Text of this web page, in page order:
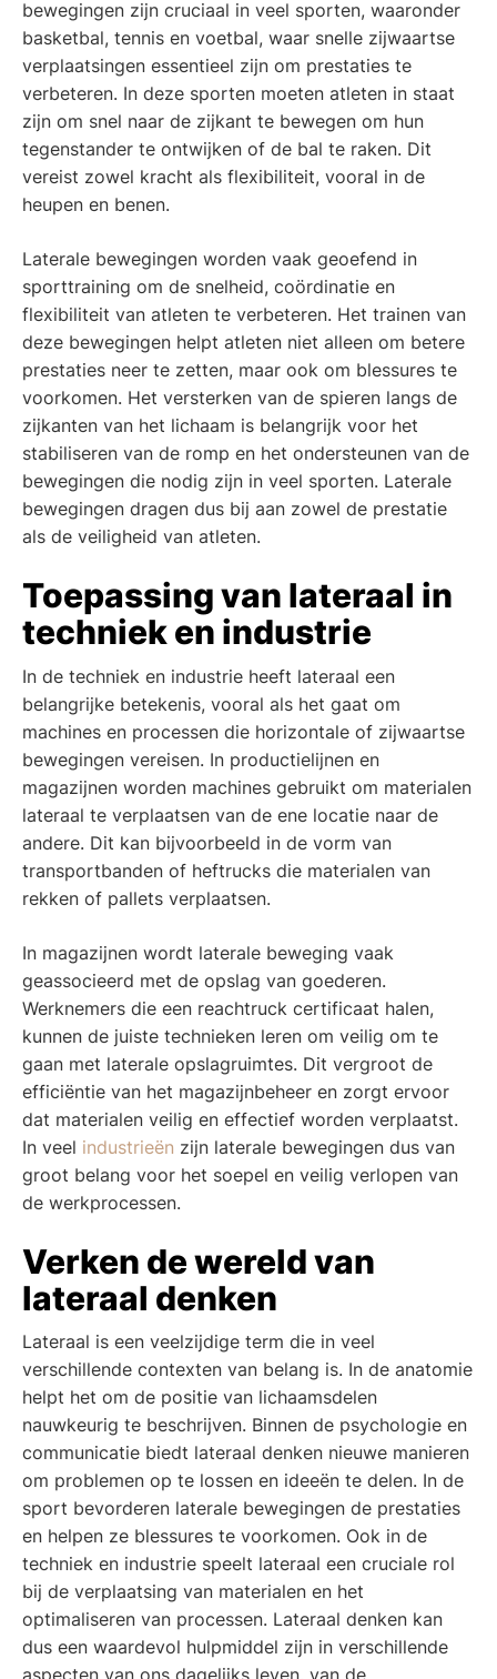
bewegingen zijn cruciaal in veel sporten, waaronder
basketbal, tennis en voetbal, waar snelle zijwaartse
verplaatsingen essentieel zijn om prestaties te
verbeteren. In deze sporten moeten atleten in staat
zijn om snel naar de zijkant te bewegen om hun
tegenstander te ontwijken of de bal te raken. Dit
vereist zowel kracht als flexibiliteit, vooral in de
heupen en benen.
Laterale bewegingen worden vaak geoefend in
sporttraining om de snelheid, coördinatie en
flexibiliteit van atleten te verbeteren. Het trainen van
deze bewegingen helpt atleten niet alleen om betere
prestaties neer te zetten, maar ook om blessures te
voorkomen. Het versterken van de spieren langs de
zijkanten van het lichaam is belangrijk voor het
stabiliseren van de romp en het ondersteunen van de
bewegingen die nodig zijn in veel sporten. Laterale
bewegingen dragen dus bij aan zowel de prestatie
als de veiligheid van atleten.
Toepassing van lateraal in
techniek en industrie
In de techniek en industrie heeft lateraal een
belangrijke betekenis, vooral als het gaat om
machines en processen die horizontale of zijwaartse
bewegingen vereisen. In productielijnen en
magazijnen worden machines gebruikt om materialen
lateraal te verplaatsen van de ene locatie naar de
andere. Dit kan bijvoorbeeld in de vorm van
transportbanden of heftrucks die materialen van
rekken of pallets verplaatsen.
In magazijnen wordt laterale beweging vaak
geassocieerd met de opslag van goederen.
Werknemers die een reachtruck certificaat halen,
kunnen de juiste technieken leren om veilig om te
gaan met laterale opslagruimtes. Dit vergroot de
efficiëntie van het magazijnbeheer en zorgt ervoor
dat materialen veilig en effectief worden verplaatst.
In veel industrieën zijn laterale bewegingen dus van
groot belang voor het soepel en veilig verlopen van
de werkprocessen.
Verken de wereld van
lateraal denken
Lateraal is een veelzijdige term die in veel
verschillende contexten van belang is. In de anatomie
helpt het om de positie van lichaamsdelen
nauwkeurig te beschrijven. Binnen de psychologie en
communicatie biedt lateraal denken nieuwe manieren
om problemen op te lossen en ideeën te delen. In de
sport bevorderen laterale bewegingen de prestaties
en helpen ze blessures te voorkomen. Ook in de
techniek en industrie speelt lateraal een cruciale rol
bij de verplaatsing van materialen en het
optimaliseren van processen. Lateraal denken kan
dus een waardevol hulpmiddel zijn in verschillende